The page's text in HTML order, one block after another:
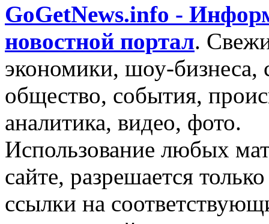
GoGetNews.info -
новостной портал.
экономики, шоу-бизнеса,
общество, события,
аналитика, видео, фото.
Использование любых
сайте, разрешается
ссылки на